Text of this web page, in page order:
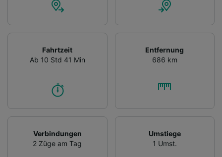
Fahrtzeit
Ab 10 Std 41 Min
Entfernung
686 km
Verbindungen
2 Züge am Tag
Umstiege
1 Umst.